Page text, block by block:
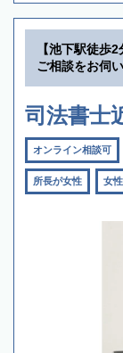
【池下駅徒歩
ご相談をお伺
司法書士
オンライン相談可
所長が女性 女